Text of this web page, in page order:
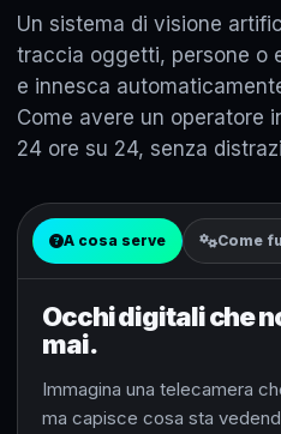
Un sistema di visione
traccia oggetti, persone o
e innesca
Come avere un operatore
24 ore su 24, senza
A cosa serve Come
Occhi digitali che
mai.
Immagina una telecamera
ma capisce cosa sta